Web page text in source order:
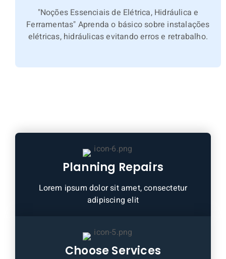
"Noções Essenciais de Elétrica, Hidráulica e
Ferramentas" Aprenda o básico sobre instalações
elétricas, hidráulicas evitando erros e retrabalho.
Planning Repairs
Lorem ipsum dolor sit amet, consectetur
adipiscing elit
Choose Services